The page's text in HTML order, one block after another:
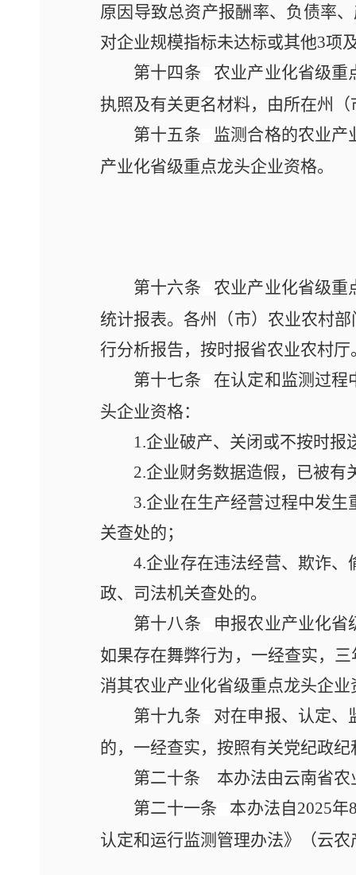
原因导致总资产报酬率、负债率
对企业规模指标未达标或其他3项
第十四条
农业产业化省级重
执照及有关更名材料，由所在州
第十五条
监测合格的农业
产业化省级重点龙头企业资格。
第十六条
农业产业化省级重
统计报表。各州（市）农业农村
行分析报告，按时报省农业农村厅
第十七条
在认定和监测过程
头企业资格：
1.企业破产、关闭或不按时报
2.企业财务数据造假，已被有
3.企业在生产经营过程中发
关查处的；
4.企业存在违法经营、欺诈
政、司法机关查处的。
第十八条
申报农业产业化
如果存在舞弊行为，一经查实，
消其农业产业化省级重点龙头企业
第十九条
对在申报、认定、
的，一经查实，按照有关党纪政
第二十条 本办法由云南省农
第二十一条
本办法自2025
认定和运行监测管理办法》
（云农